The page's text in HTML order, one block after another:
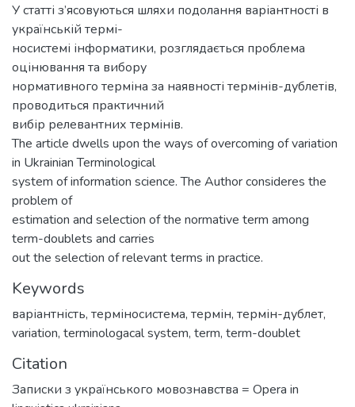
У статті з’ясовуються шляхи подолання варіантності в
українській термі-
носистемі інформатики, розглядається проблема
оцінювання та вибору
нормативного терміна за наявності термінів-дублетів,
проводиться практичний
вибір релевантних термінів.
The article dwells upon the ways of overcoming of variation
in Ukrainian Terminological
system of information science. The Author consideres the
problem of
estimation and selection of the normative term among
term-doublets and carries
out the selection of relevant terms in practice.
Keywords
варіантність, терміносистема, термін, термін-дублет,
variation, terminologacal system, term, term-doublet
Citation
Записки з українського мовознавства = Opera in